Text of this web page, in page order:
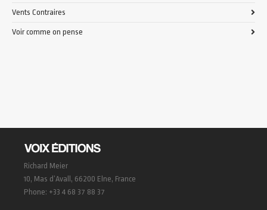
Vents Contraires
Voir comme on pense
Richard Meier
10, Mas d’Avall, 66200 Elne, France
Phone: +33 4 68 37 88 37